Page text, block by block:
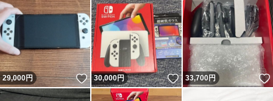
29,000円 いいね！
30,000円 いいね！
33,700円